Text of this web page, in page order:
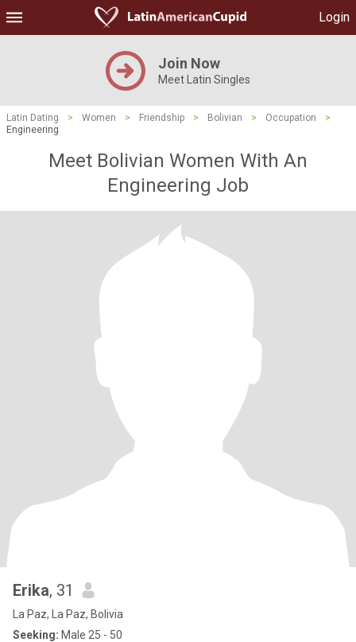
Login
Join Now
Meet Latin Singles
Latin Dating > Women > Friendship > Bolivian > Occupation
>
Engineering
Meet Bolivian Women With An
Engineering Job
Erika, 31
La Paz, La Paz, Bolivia
Seeking: Male 25 - 50